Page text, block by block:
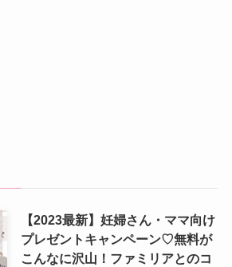
【2023最新】妊婦さん・ママ向け
プレゼントキャンペーン♡無料が
こんなに沢山！ファミリアとのコ